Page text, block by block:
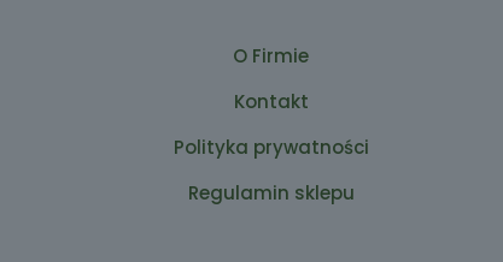
O Firmie
Kontakt
Polityka prywatności
Regulamin sklepu